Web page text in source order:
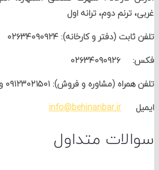
دوم، ترانه اول
(دفتر و کارخانه): ۰۲۶۳۴۰۹۰۹۲۴
و فروش): ۰۹۱۲۳۰۲۱۵۰۱ و ۰۹۱۲۸۴۸۵۹۴۳
info@behinanbar.ir
متداول